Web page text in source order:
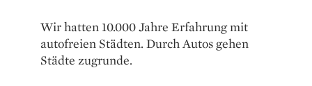
Wir hatten 10.000 Jahre Erfahrung mit
autofreien Städten. Durch Autos gehen
Städte zugrunde.